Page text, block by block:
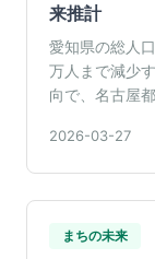
来推計
愛知県の総人
万人まで減少
向で、名古屋
2026-03-27
まちの未来